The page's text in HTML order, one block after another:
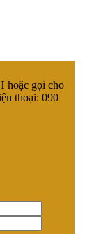
hoặc gọi cho
thoại: 090